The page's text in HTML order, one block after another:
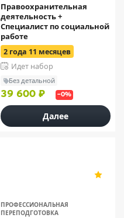
Правоохранительная
деятельность +
Специалист по социальной
работе
2 года 11 месяцев
Идет набор
Без детальной
39 600 ₽ –0%
Далее
ПРОФЕССИОНАЛЬНАЯ
ПЕРЕПОДГОТОВКА